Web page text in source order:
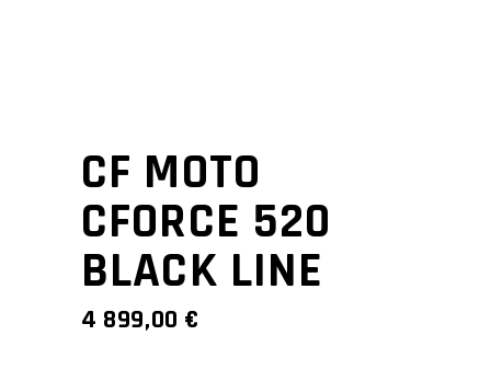
CF MOTO
CFORCE 520
BLACK LINE
4 899,00 €